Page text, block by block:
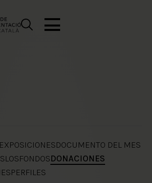
EXPOSICIONESDOCUMENTO DEL MES
DONACIONES
PERFILES